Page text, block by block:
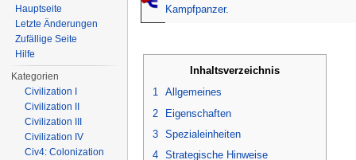
Kampfpanzer.
Inhaltsverzeichnis
1 Allgemeines
2
Eigenschaften
3 Spezialeinheiten
4 Strategische Hinweise
Hauptseite
Letzte Änderungen
Zufällige Seite
Hilfe
Kategorien
Civilization I
Civilization II
Civilization III
Civilization IV
Civ4: Colonization